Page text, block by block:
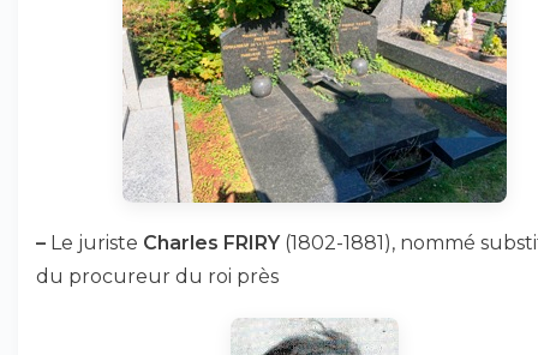
– Le juriste Charles FRIRY(1802-1881), nommé
du procureur du roi près